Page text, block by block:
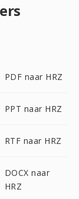
PDF naar HRZ
PPT naar HRZ
RTF naar HRZ
DOCX naar
HRZ